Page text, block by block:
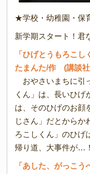
★学校・幼稚園・保
新学期スタート！君
「ひげとうもろこ
たまんた/作 (講談
おやさいまちに引
くん」は、長いひげ
は、そのひげのお顔
じさん」だとからか
ろこしくん」のひげ
帰り道、大事件が…！
「あした、がっこ